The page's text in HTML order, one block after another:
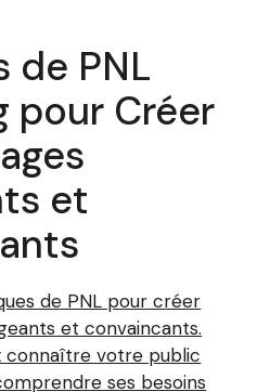
de PNL
pour Créer
et
de PNL pour créer
et convaincants.
connaître votre public
ses besoins